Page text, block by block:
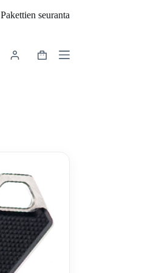
Pakettien seuranta
Shopping